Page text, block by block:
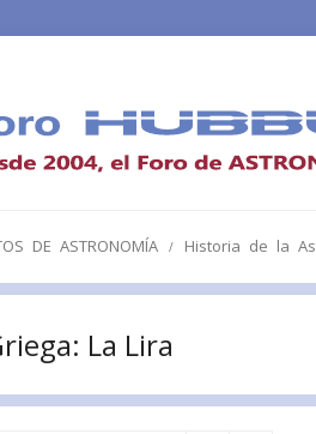
DE ASTRONOMÍA Historia de la
La Lira